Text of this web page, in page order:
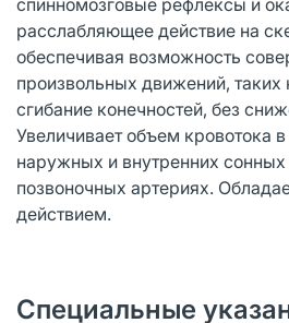
расслабляющее действие на
обеспечивая возможность
произвольных движений, таких
сгибание конечностей, без
Увеличивает объем кровотока
наружных и внутренних сонных
позвоночных артериях.
действием.
Специальные